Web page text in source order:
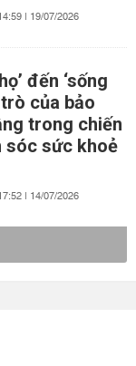
| 19/07/2026
đến ‘sống
của bảo
trong chiến
sóc sức khoẻ
| 14/07/2026